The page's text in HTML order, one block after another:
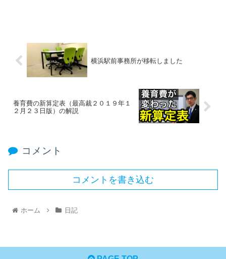
横浜駅前事務所が移転しました
養育費の新算定表（最高裁２０１９年１
２月２３日版）の解説
コメント
コメントを書き込む
ホーム 日記